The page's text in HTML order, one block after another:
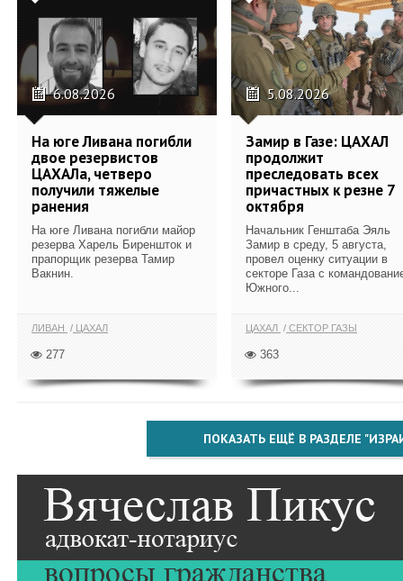
6.08.2026
На юге Ливана погибли
двое резервистов
ЦАХАЛа, четверо
получили тяжелые
ранения
На юге Ливана погибли майор
резерва Харель Биреншток и
прапорщик резерва Тамир
Вакнин.
ЛИВАН ЦАХАЛ
277
5.08.2026
Замир в Газе: ЦАХАЛ
продолжит
преследовать всех
причастных к резне 7
октября
Начальник Генштаба Эяль
Замир в среду, 5 августа,
провел оценку ситуации в
секторе Газа с
Южного...
ЦАХАЛ СЕКТОР ГАЗЫ
363
ПОКАЗАТЬ ЕЩЁ В РАЗДЕЛЕ